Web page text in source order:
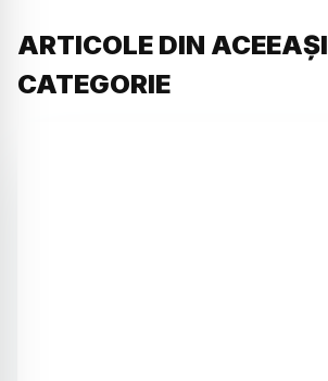
ARTICOLE DIN ACEEAȘI
CATEGORIE